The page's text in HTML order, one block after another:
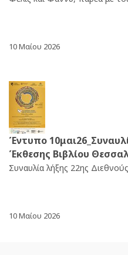
10 Μαίου 2026
Έντυπο
Έκθεσης Βιβλίου
Συναυλία λήξης 22ης
10 Μαίου 2026